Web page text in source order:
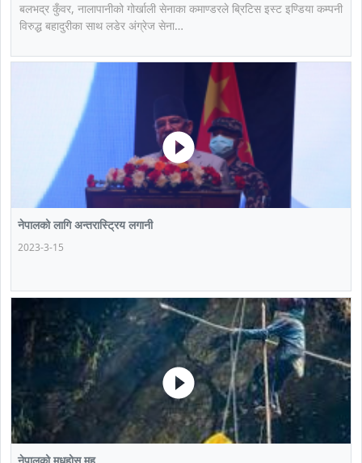
बलभद्र कुँवर, नालापानीको गोर्खाली सेनाका कमाण्डरले ब्रिटिस इस्ट इण्डिया कम्पनी
विरुद्ध बहादुरीका साथ लडेर अंग्रेज सेना…
नेपालको लागि अन्तरास्ट्रिय लगानी
2023-3-15